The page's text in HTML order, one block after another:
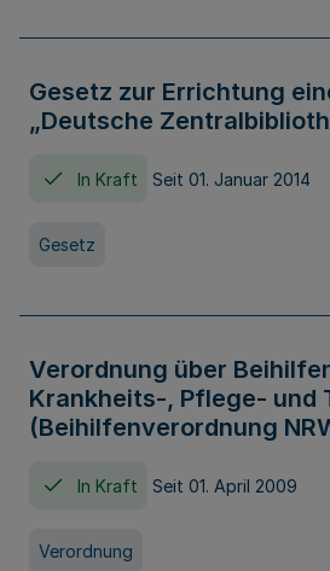
Gesetz zur Errichtung
„Deutsche
In Kraft Seit 01. Januar 2014
Gesetz
Verordnung über
Krankheits-, Pflege- und
(Beihilfenverordnung
In Kraft Seit 01. April 2009
Verordnung